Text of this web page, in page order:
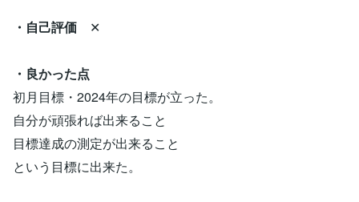
・自己評価 ✕
・良かった点
初月目標・2024年の目標が立った。
自分が頑張れば出来ること
目標達成の測定が出来ること
という目標に出来た。